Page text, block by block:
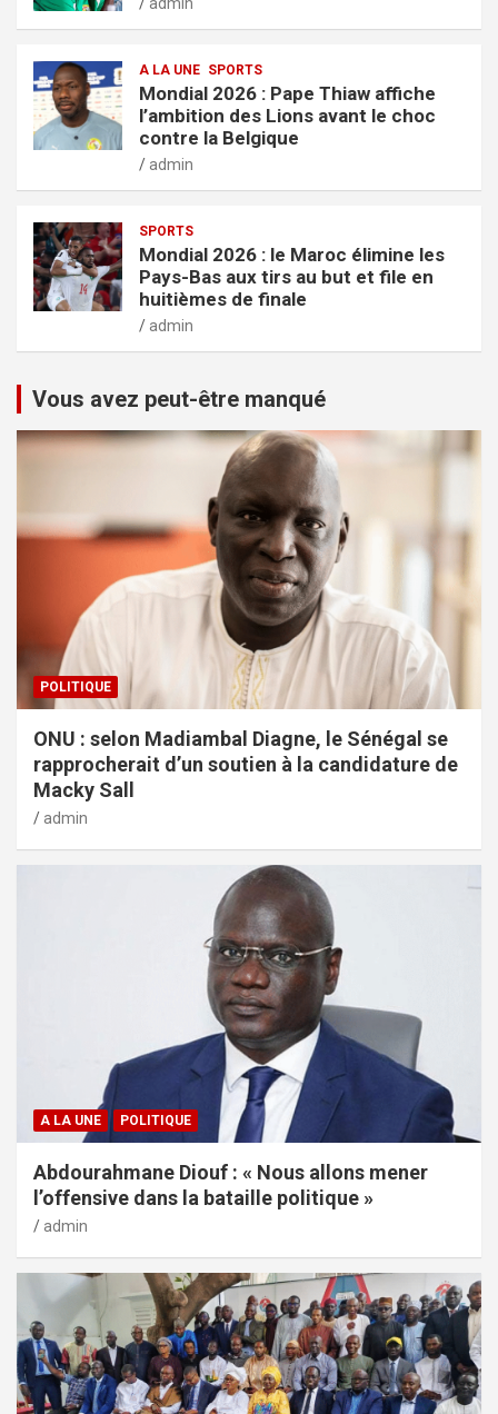
A LA UNE SPORTS
Mondial 2026 : Pape Thiaw affiche
l’ambition des Lions avant le choc
contre la Belgique
admin
SPORTS
Mondial 2026 : le Maroc élimine les
Pays-Bas aux tirs au but et file en
huitièmes de finale
admin
Vous avez peut-être manqué
POLITIQUE
ONU : selon Madiambal Diagne, le Sénégal se
rapprocherait d’un soutien à la candidature de
Macky Sall
admin
A LA UNE POLITIQUE
Abdourahmane Diouf : « Nous allons mener
l’offensive dans la bataille politique »
admin